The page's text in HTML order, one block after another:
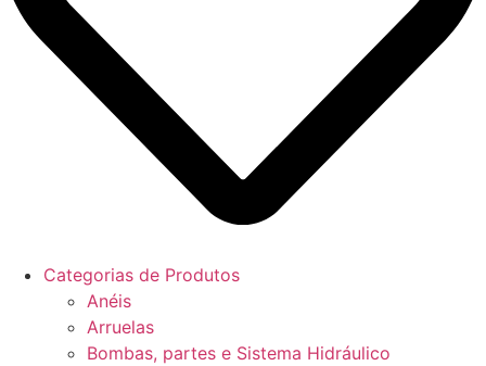
Categorias de Produtos
Anéis
Arruelas
Bombas, partes e Sistema Hidráulico